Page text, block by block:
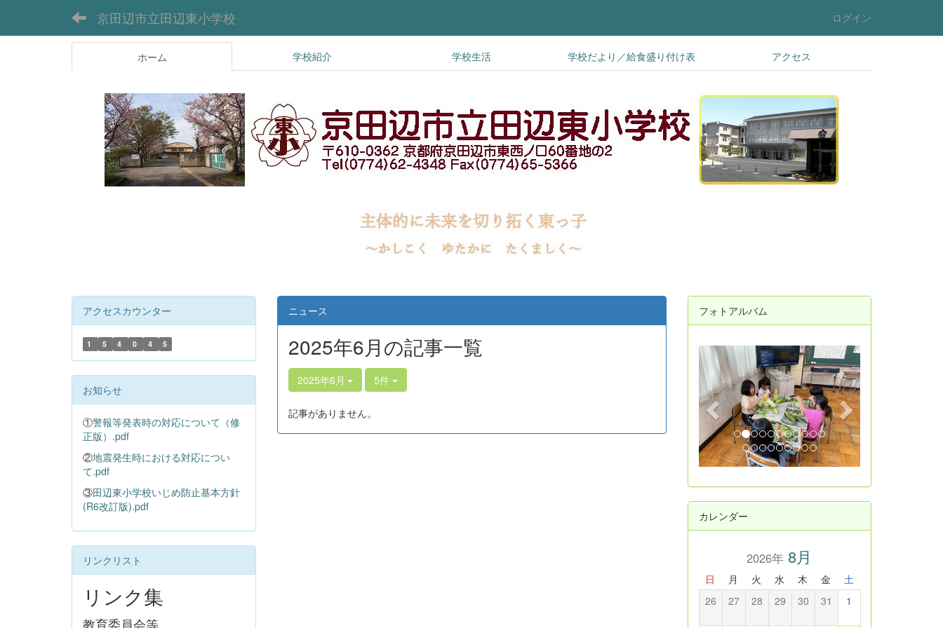
京田辺市立田辺東小学校 ログイン
ホーム 学校紹介 学校生活 学校だより／給食盛り付け表 アクセス
ニュース
2025年6月の記事一覧
2025年6月 5件
記事がありません。
アクセスカウンター
1 5 4 0 4 5
お知らせ
①警報等発表時の対応について（修
正版）.pdf
②地震発生時における対応につい
て.pdf
③田辺東小学校いじめ防止基本方針
(R6改訂版).pdf
リンクリスト
リンク集
教育委員会等
フォトアルバム
p
r
e
v
i
o
u
s
n
e
x
t
カレンダー
2026年 8月
日 月 火 水 木 金 土
26 27 28 29 30 31 1